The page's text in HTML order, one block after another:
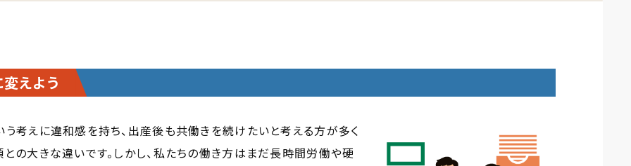
えよう
考えに違和感を持ち、出産後も共働きを続けたいと考える方が多く
の大きな違いです。しかし、私たちの働き方はまだ長時間労働や硬